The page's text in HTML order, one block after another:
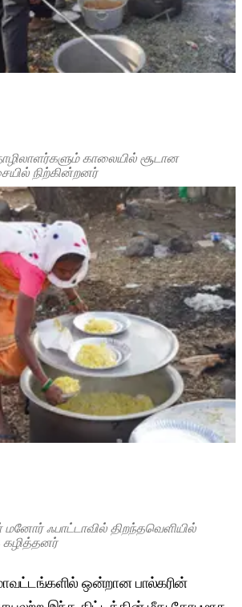
காலையில் சூடான
நிற்கின்றனர்
மனோர் ஃபாட்டாவில் திறந்தவெளியில்
கழித்தனர்
மாவட்டங்களில் ஒன்றான பால்கரின்